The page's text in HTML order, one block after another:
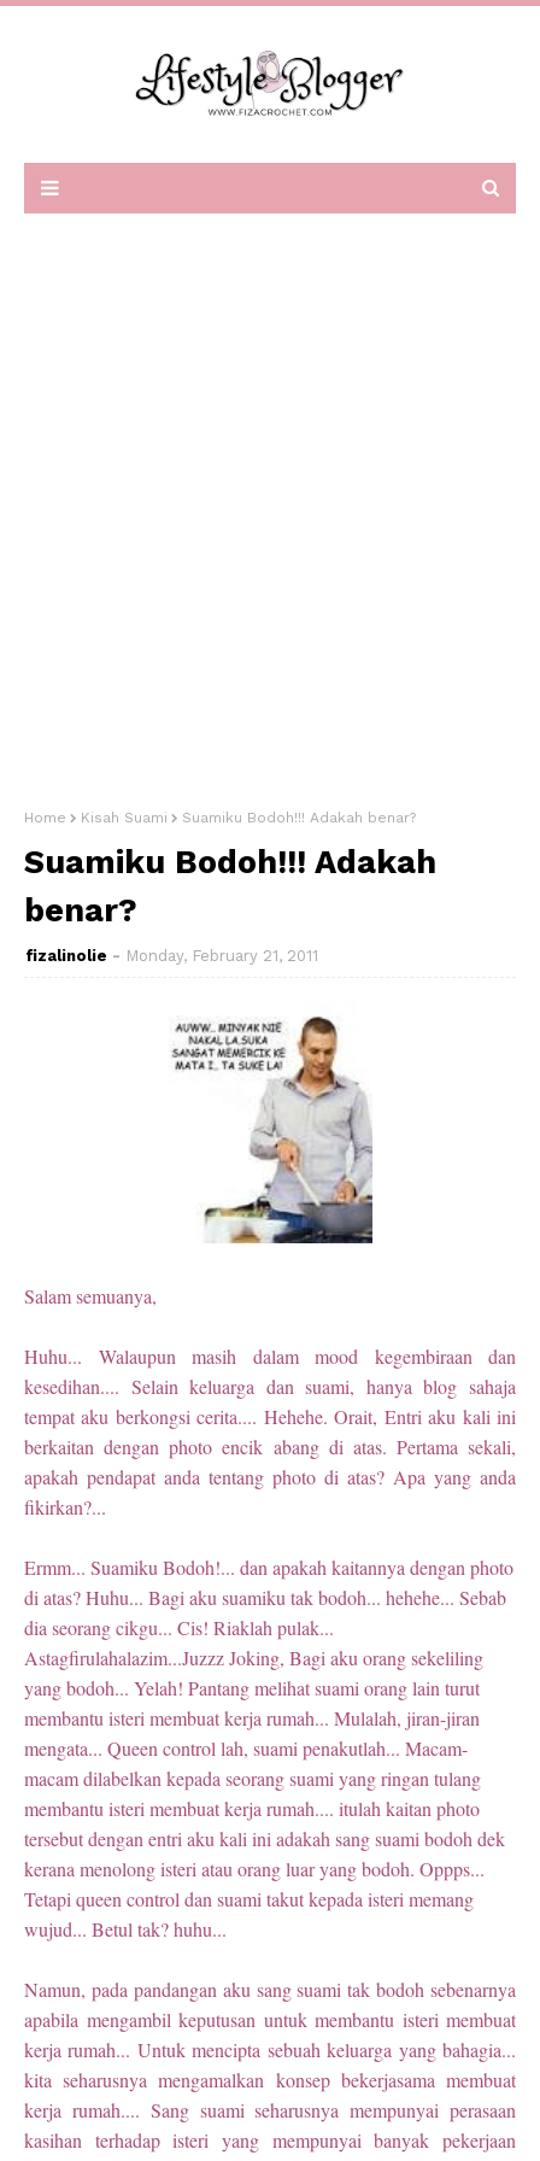
Home Kisah Suami Suamiku Bodoh!!! Adakah benar?
Suamiku Bodoh!!! Adakah
benar?
fizalinolie Monday, February 21, 2011
Salam semuanya,
Huhu... Walaupun masih dalam mood kegembiraan dan
kesedihan.... Selain keluarga dan suami, hanya blog sahaja
tempat aku berkongsi cerita.... Hehehe. Orait, Entri aku kali ini
berkaitan dengan photo encik abang di atas. Pertama sekali,
apakah pendapat anda tentang photo di atas? Apa yang anda
fikirkan?...
Ermm... Suamiku Bodoh!... dan apakah kaitannya dengan photo
di atas? Huhu... Bagi aku suamiku tak bodoh... hehehe... Sebab
dia seorang cikgu... Cis! Riaklah pulak...
Astagfirulahalazim...Juzzz Joking, Bagi aku orang sekeliling
yang bodoh... Yelah! Pantang melihat suami orang lain turut
membantu isteri membuat kerja rumah... Mulalah, jiran-jiran
mengata... Queen control lah, suami penakutlah... Macam-
macam dilabelkan kepada seorang suami yang ringan tulang
membantu isteri membuat kerja rumah.... itulah kaitan photo
tersebut dengan entri aku kali ini adakah sang suami bodoh dek
kerana menolong isteri atau orang luar yang bodoh. Oppps...
Tetapi queen control dan suami takut kepada isteri memang
wujud... Betul tak? huhu...
Namun, pada pandangan aku sang suami tak bodoh sebenarnya
apabila mengambil keputusan untuk membantu isteri membuat
kerja rumah... Untuk mencipta sebuah keluarga yang bahagia...
kita seharusnya mengamalkan konsep bekerjasama membuat
kerja rumah.... Sang suami seharusnya mempunyai perasaan
kasihan terhadap isteri yang mempunyai banyak pekerjaan